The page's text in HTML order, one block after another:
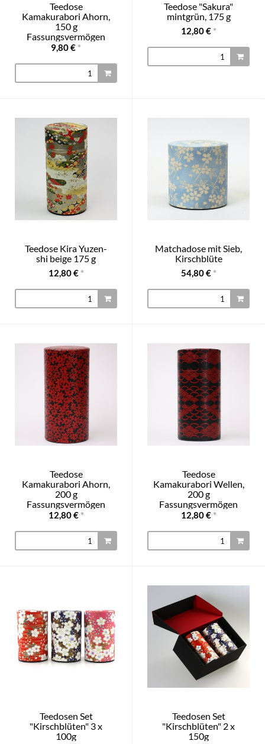
Teedose
Kamakurabori Ahorn,
150 g
Fassungsvermögen
9,80 € *
Teedose "Sakura"
mintgrün, 175 g
12,80 € *
Teedose Kira Yuzen-
shi beige 175 g
12,80 € *
Matchadose mit Sieb,
Kirschblüte
54,80 € *
Teedose
Kamakurabori Ahorn,
200 g
Fassungsvermögen
12,80 € *
Teedose
Kamakurabori Wellen,
200 g
Fassungsvermögen
12,80 € *
Teedosen Set
"Kirschblüten" 3 x
100g
Teedosen Set
"Kirschblüten" 2 x
150g